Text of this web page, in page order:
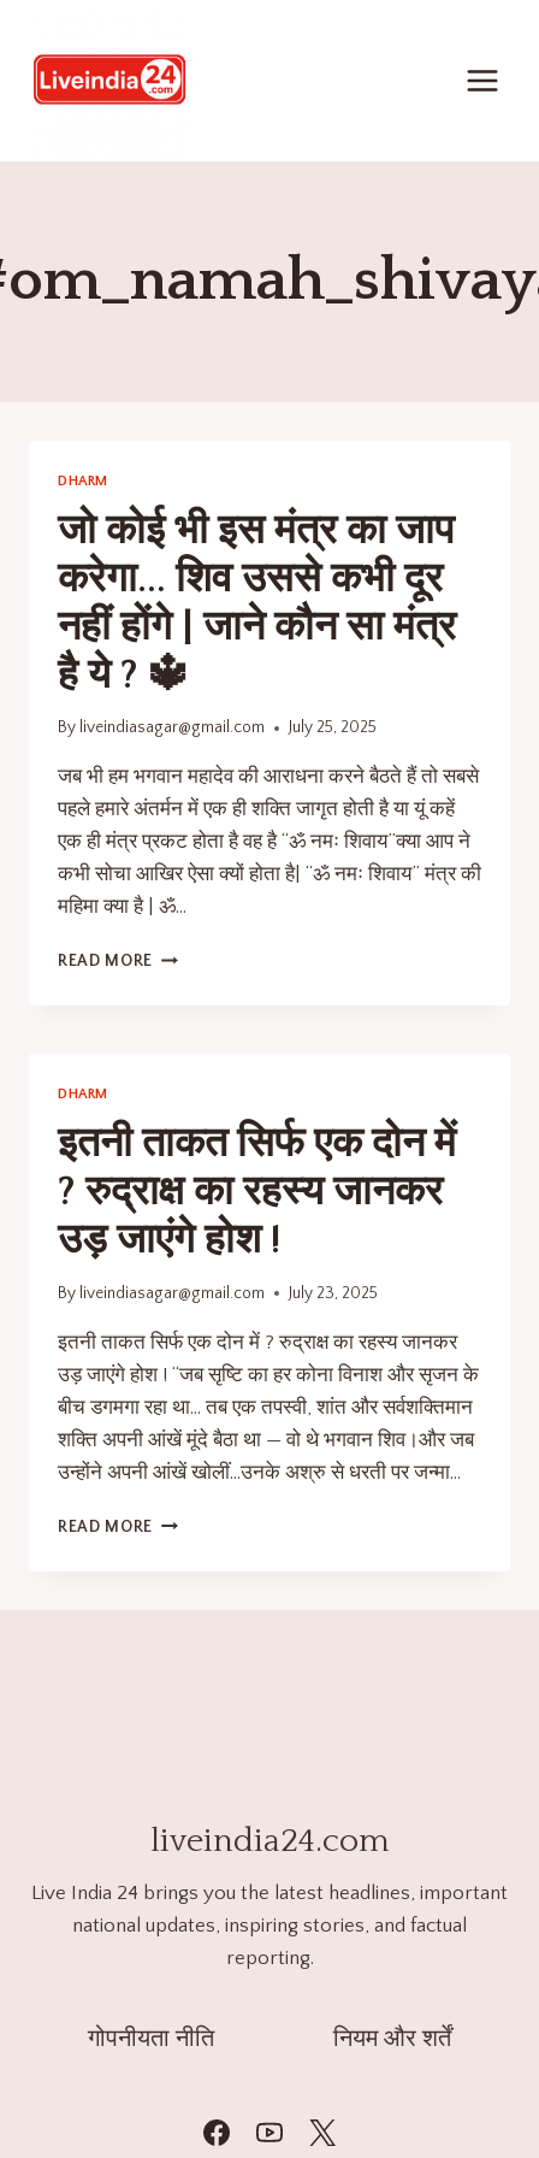
DHARM
जो कोई भी इस मंत्र का जाप
करेगा… शिव उससे कभी दूर
नहीं होंगे | जाने कौन सा मंत्र
है ये ? 🔱
By liveindiasagar@gmail.com July 25, 2025
जब भी हम भगवान महादेव की आराधना करने बैठते हैं तो सबसे
पहले हमारे अंतर्मन में एक ही शक्ति जागृत होती है या यूं कहें
एक ही मंत्र प्रकट होता है वह है “ॐ नमः शिवाय”क्या आप ने
कभी सोचा आखिर ऐसा क्यों होता है| “ॐ नमः शिवाय” मंत्र की
महिमा क्या है | ॐ…
READ MORE
DHARM
इतनी ताकत सिर्फ एक दोन में
? रुद्राक्ष का रहस्य जानकर
उड़ जाएंगे होश !
By liveindiasagar@gmail.com July 23, 2025
इतनी ताकत सिर्फ एक दोन में ? रुद्राक्ष का रहस्य जानकर
उड़ जाएंगे होश ! “जब सृष्टि का हर कोना विनाश और सृजन के
बीच डगमगा रहा था… तब एक तपस्वी, शांत और सर्वशक्तिमान
शक्ति अपनी आंखें मूंदे बैठा था — वो थे भगवान शिव।और जब
उन्होंने अपनी आंखें खोलीं…उनके अश्रु से धरती पर जन्मा…
READ MORE
liveindia24.com
Live India 24 brings you the latest headlines, important
national updates, inspiring stories, and factual
reporting.
गोपनीयता नीति नियम और शर्तें